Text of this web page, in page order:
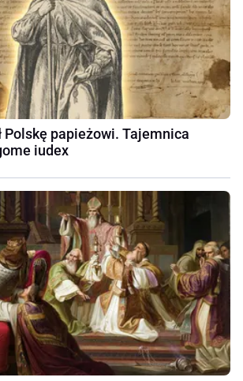
Polskę papieżowi. Tajemnica
iudex